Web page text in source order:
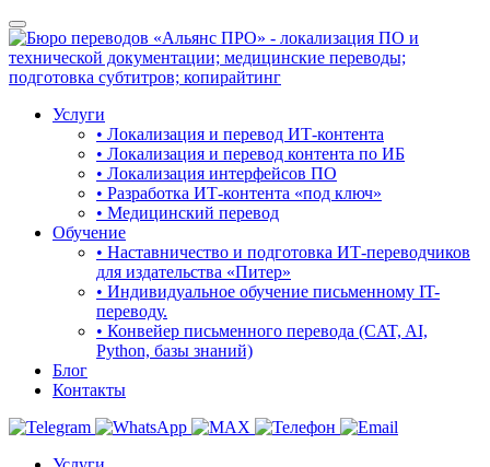
Услуги
• Локализация и перевод ИТ-контента
• Локализация и перевод контента по ИБ
• Локализация интерфейсов ПО
• Разработка ИТ-контента «под ключ»
• Медицинский перевод
Обучение
• Наставничество и подготовка ИТ-переводчиков
для издательства «Питер»
• Индивидуальное обучение письменному IT-
переводу.
• Конвейер письменного перевода (CAT, AI,
Python, базы знаний)
Блог
Контакты